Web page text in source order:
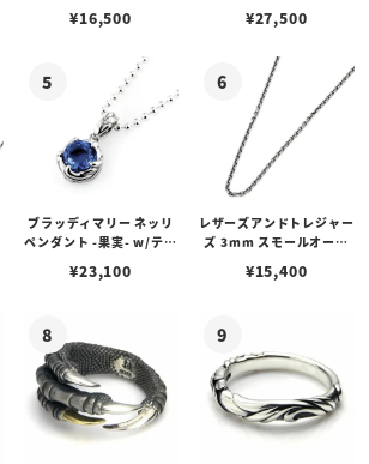
¥16,500 ¥27,500
ブラッディマリー ネッリ
ペンダント -果実- w/ティ
¥23,100
レザーズアンドトレジャー
ズ 3mm スモールオーバ
ブスタークラスプ＆LTロ
¥15,400